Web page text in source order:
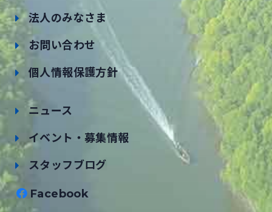
法人のみなさま
お問い合わせ
個人情報保護方針
ニュース
イベント・募集情報
スタッフブログ
Facebook